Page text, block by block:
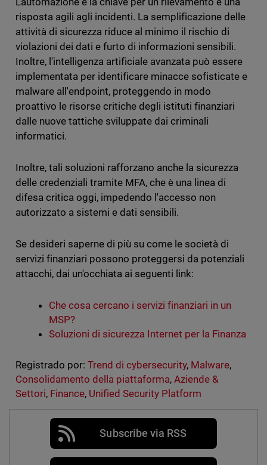
risposta agili agli incidenti. La semplificazione delle
attività di sicurezza riduce al minimo il rischio di
violazioni dei dati e furto di informazioni sensibili.
Inoltre, l'intelligenza artificiale avanzata può essere
implementata per identificare minacce sofisticate e
malware all'endpoint, proteggendo in modo
proattivo le risorse critiche degli istituti finanziari
dalle nuove tattiche sviluppate dai criminali
informatici.
Inoltre, tali soluzioni rafforzano anche la sicurezza
delle credenziali tramite MFA, che è una linea di
difesa critica oggi, impedendo l'accesso non
autorizzato a sistemi e dati sensibili.
Se desideri saperne di più su come le società di
servizi finanziari possono proteggersi da potenziali
attacchi, dai un'occhiata ai seguenti link:
Che cosa cercano i servizi finanziari in un
MSP?
Soluzioni di sicurezza Internet per la Finanza
Registrado por: Trend di cybersecurity, Malware,
Consolidamento della piattaforma,Aziende &
Settori, Finance, Unified Security Platform
Subscribe via RSS